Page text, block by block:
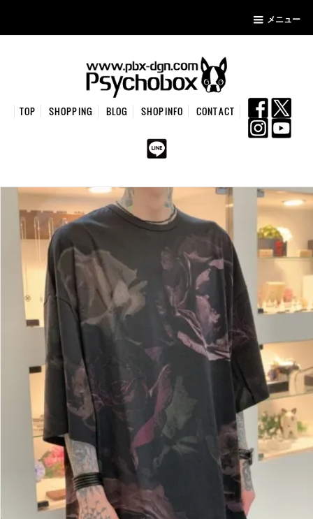
メニュー
TOP SHOPPING BLOG SHOPINFO CONTACT